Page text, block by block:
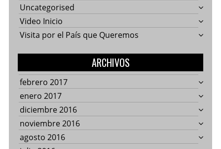
Uncategorised
Video Inicio
Visita por el País que Queremos
ARCHIVOS
febrero 2017
enero 2017
diciembre 2016
noviembre 2016
agosto 2016